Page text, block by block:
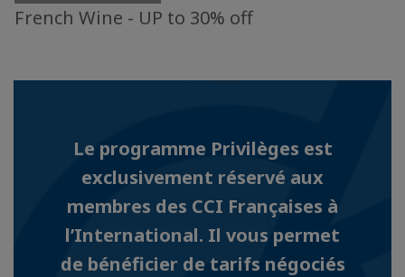
French Wine - UP to 30% off
Le programme Privilèges est
exclusivement réservé aux
membres des CCI Françaises à
l’International. Il vous permet
de bénéficier de tarifs négociés